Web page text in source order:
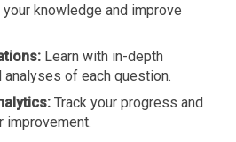
knowledge and improve
Learn with in-depth
analyses of each question.
Track your progress and
improvement.